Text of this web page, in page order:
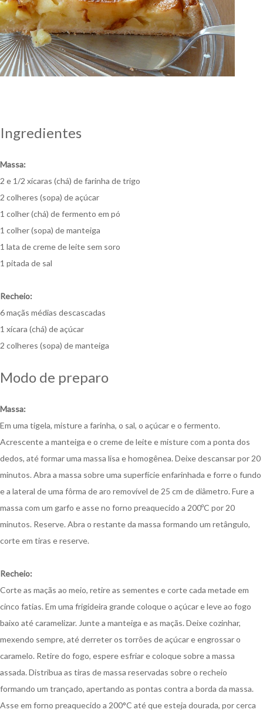
Ingredientes
Massa:
2 e 1/2 xícaras (chá) de farinha de trigo
2 colheres (sopa) de açúcar
1 colher (chá) de fermento em pó
1 colher (sopa) de manteiga
1 lata de creme de leite sem soro
1 pitada de sal
Recheio:
6 maçãs médias descascadas
1 xícara (chá) de açúcar
2 colheres (sopa) de manteiga
Modo de preparo
Massa:
Em uma tigela, misture a farinha, o sal, o açúcar e o fermento.
Acrescente a manteiga e o creme de leite e misture com a ponta dos
dedos, até formar uma massa lisa e homogênea. Deixe descansar por 20
minutos. Abra a massa sobre uma superfície enfarinhada e forre o fundo
e a lateral de uma fôrma de aro removível de 25 cm de diâmetro. Fure a
massa com um garfo e asse no forno preaquecido a 200ºC por 20
minutos. Reserve. Abra o restante da massa formando um retângulo,
corte em tiras e reserve.
Recheio:
Corte as maçãs ao meio, retire as sementes e corte cada metade em
cinco fatias. Em uma frigideira grande coloque o açúcar e leve ao fogo
baixo até caramelizar. Junte a manteiga e as maçãs. Deixe cozinhar,
mexendo sempre, até derreter os torrões de açúcar e engrossar o
caramelo. Retire do fogo, espere esfriar e coloque sobre a massa
assada. Distribua as tiras de massa reservadas sobre o recheio
formando um trançado, apertando as pontas contra a borda da massa.
Asse em forno preaquecido a 200°C até que esteja dourada, por cerca